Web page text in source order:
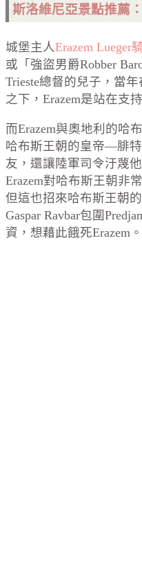
斯洛維尼亞景點推薦
城堡主人Erazem Lueger
或「強盜男爵Robber
Trieste總督的兒子，當
之下， Erazem是站在支
而Erazem與奧地利的哈
哈布斯王朝的皇帝—腓
友，還讓陸軍司令汙蔑
Erazem對哈布斯王朝非
但這也招來哈布斯王朝
Gaspar Ravbar包圍
資，想藉此餓死Erazem 。